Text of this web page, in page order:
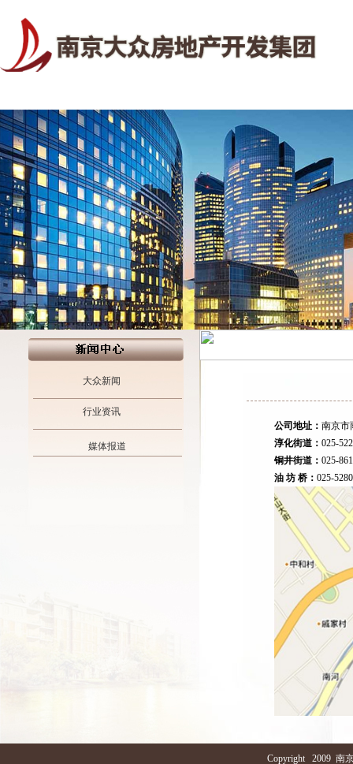
大众新闻
行业资讯
媒体报道
公司地址： 南京市
淳化街道： 025-
铜井街道： 025-
油 坊 桥： 025-
Copyright 2009 南